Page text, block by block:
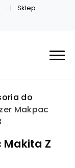
Sklep
do
Makpac
Z